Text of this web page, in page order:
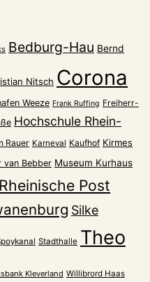
Bedburg-Hau Bernd
Nitsch Corona
Weeze Frank Ruffing Freiherr-
Hochschule Rhein-
Rauer Karneval Kaufhof Kirmes
van Bebber Museum Kurhaus
Rheinische Post
Silke
Stadthalle Theo
Kleverland Willibrord Haas